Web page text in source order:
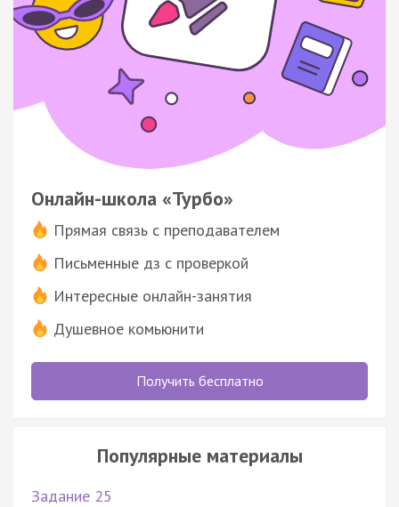
Онлайн-школа «Турбо»
Прямая связь с преподавателем
Письменные дз с проверкой
Интересные онлайн-занятия
Душевное комьюнити
Получить бесплатно
Популярные материалы
Задание 25